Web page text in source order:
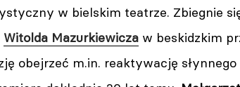
w bielskim teatrze. Zbiegnie
Witolda Mazurkiewicza w beskidzkim
obejrzeć m.in. reaktywację